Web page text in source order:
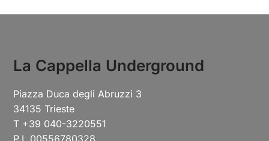
La Cappella Underground
Piazza Duca degli Abruzzi 3
34135 Trieste
T +39 040-3220551
P.I. 00556780328